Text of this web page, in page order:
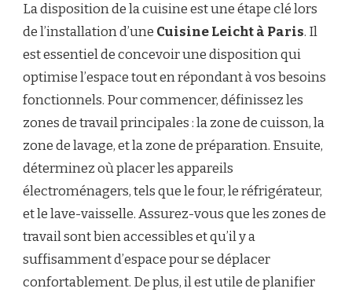
La disposition de la cuisine est une étape clé lors
de l’installation d’une Cuisine Leicht à Paris. Il
est essentiel de concevoir une disposition qui
optimise l’espace tout en répondant à vos besoins
fonctionnels. Pour commencer, définissez les
zones de travail principales : la zone de cuisson, la
zone de lavage, et la zone de préparation. Ensuite,
déterminez où placer les appareils
électroménagers, tels que le four, le réfrigérateur,
et le lave-vaisselle. Assurez-vous que les zones de
travail sont bien accessibles et qu’il y a
suffisamment d’espace pour se déplacer
confortablement. De plus, il est utile de planifier